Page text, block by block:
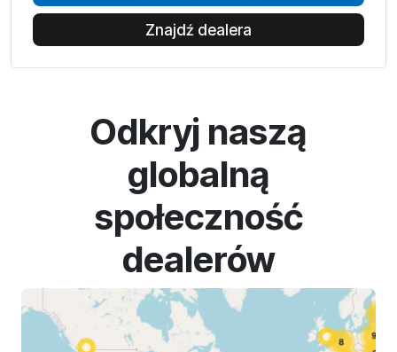
Znajdź dealera
Odkryj naszą
globalną
społeczność
dealerów